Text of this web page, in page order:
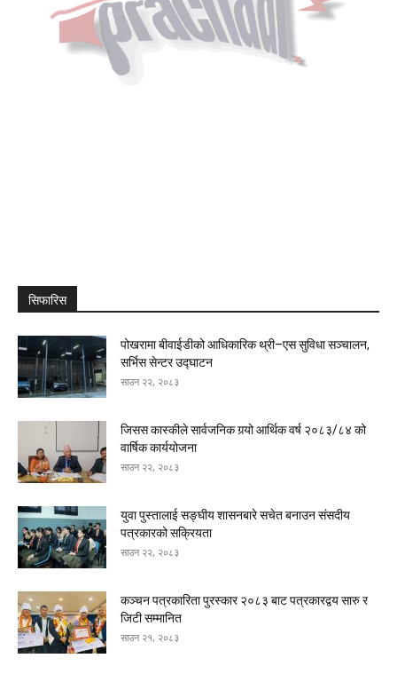
सिफारिस
पोखरामा बीवाईडीको आधिकारिक थ्री–एस सुविधा सञ्चालन,
सर्भिस सेन्टर उद्घाटन
साउन २२, २०८३
जिसस कास्कीले सार्वजनिक गर्‍यो आर्थिक वर्ष २०८३/८४ को
वार्षिक कार्ययोजना
साउन २२, २०८३
युवा पुस्तालाई सङ्घीय शासनबारे सचेत बनाउन संसदीय
पत्रकारको सक्रियता
साउन २२, २०८३
कञ्चन पत्रकारिता पुरस्कार २०८३ बाट पत्रकारद्वय सारु र
जिटी सम्मानित
साउन २१, २०८३